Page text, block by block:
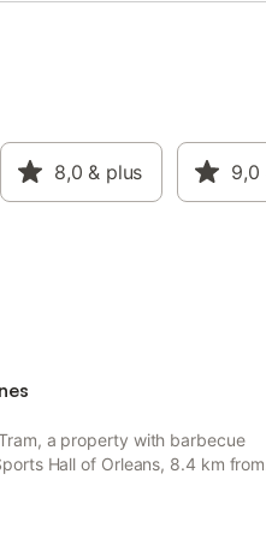
8,0 & plus 9,0
a property with barbecue
Hall of Orleans, 8.4 km from
Aubrais.